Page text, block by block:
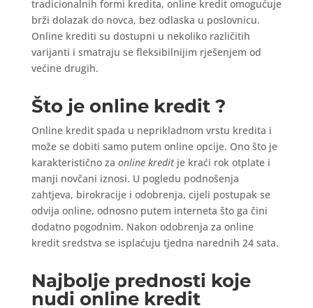
tradicionalnih formi kredita, online kredit omogućuje
brži dolazak do novca, bez odlaska u poslovnicu.
Online krediti su dostupni u nekoliko različitih
varijanti i smatraju se fleksibilnijim rješenjem od
većine drugih.
Što je online kredit ?
Online kredit spada u neprikladnom vrstu kredita i
može se dobiti samo putem online opcije. Ono što je
karakteristično za online kreditje kraći rok otplate i
manji novčani iznosi. U pogledu podnošenja
zahtjeva, birokracije i odobrenja, cijeli postupak se
odvija online, odnosno putem interneta što ga čini
dodatno pogodnim. Nakon odobrenja za online
kredit sredstva se isplaćuju tjedna narednih 24 sata.
Najbolje prednosti koje
nudi online kredit